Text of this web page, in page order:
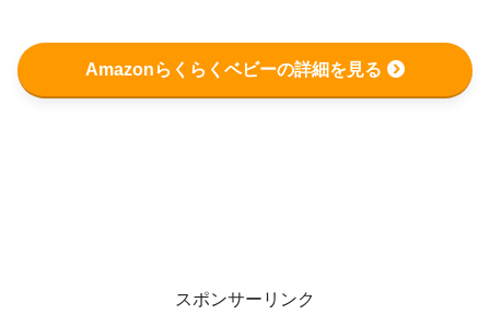
Amazonらくらくベビーの詳細を見る
スポンサーリンク